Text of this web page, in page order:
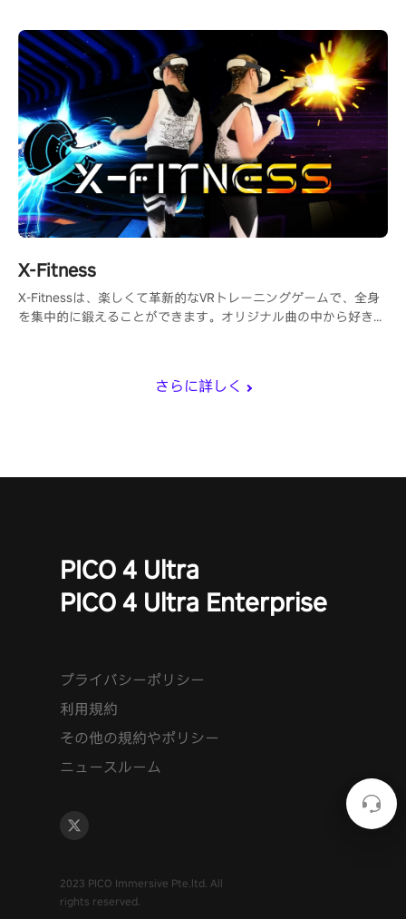
さらに詳しく
X-Fitness
X-Fitnessは、楽しくて革新的なVRトレーニングゲームで、全身
を集中的に鍛えることができます。オリジナル曲の中から好きな
PICO 4 Ultra
PICO 4 Ultra Enterprise
プライバシーポリシー
利用規約
その他の規約やポリシー
ニュースルーム
2023 PICO Immersive Pte.ltd. All
rights reserved.